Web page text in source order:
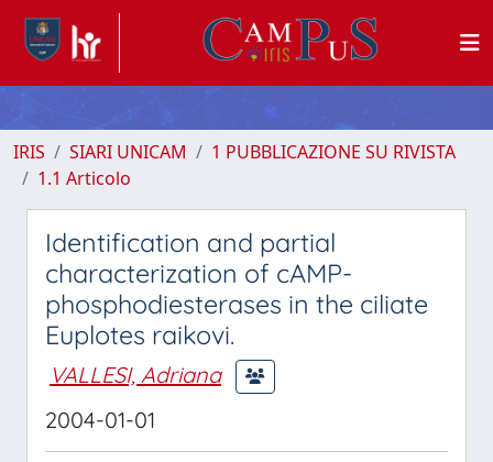
IRIS SIARI UNICAM
1 PUBBLICAZIONE SU RIVISTA
1.1 Articolo
Identification and partial
characterization of cAMP-
phosphodiesterases in the ciliate
Euplotes raikovi.
VALLESI, Adriana
2004-01-01